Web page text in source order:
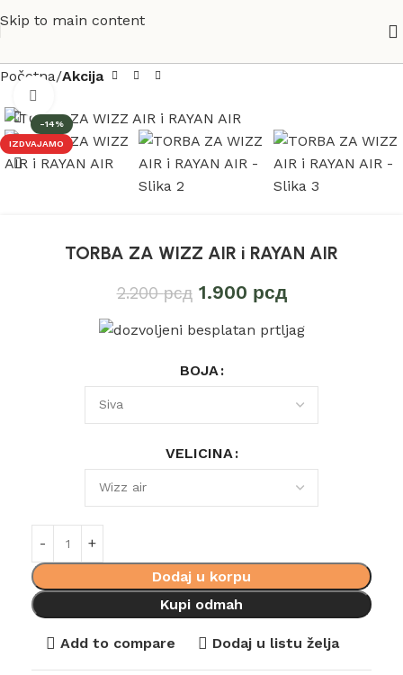
Skip to main content
Početna Akcija
-14%
IZDVAJAMO
TORBA ZA WIZZ AIR i RAYAN AIR
2.200рсд 1.900 рсд
BOJA
VELICINA
Dodaj u korpu
Kupi odmah
Add to compare Dodaj u listu želja